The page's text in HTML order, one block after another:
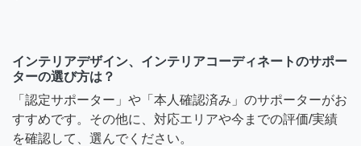
インテリアデザイン、インテリアコーディネートのサポー
ターの選び方は？
「認定サポーター」や「本人確認済み」のサポーターがお
すすめです。その他に、対応エリアや今までの評価/実績
を確認して、選んでください。